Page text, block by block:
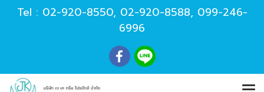
Tel : 02-920-8550, 02-920-8588, 099-246-
6996